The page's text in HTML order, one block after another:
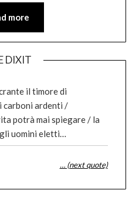
more
DIXIT
il timore di
carboni ardenti /
potrà mai spiegare / la
uomini eletti…
… (next quote)